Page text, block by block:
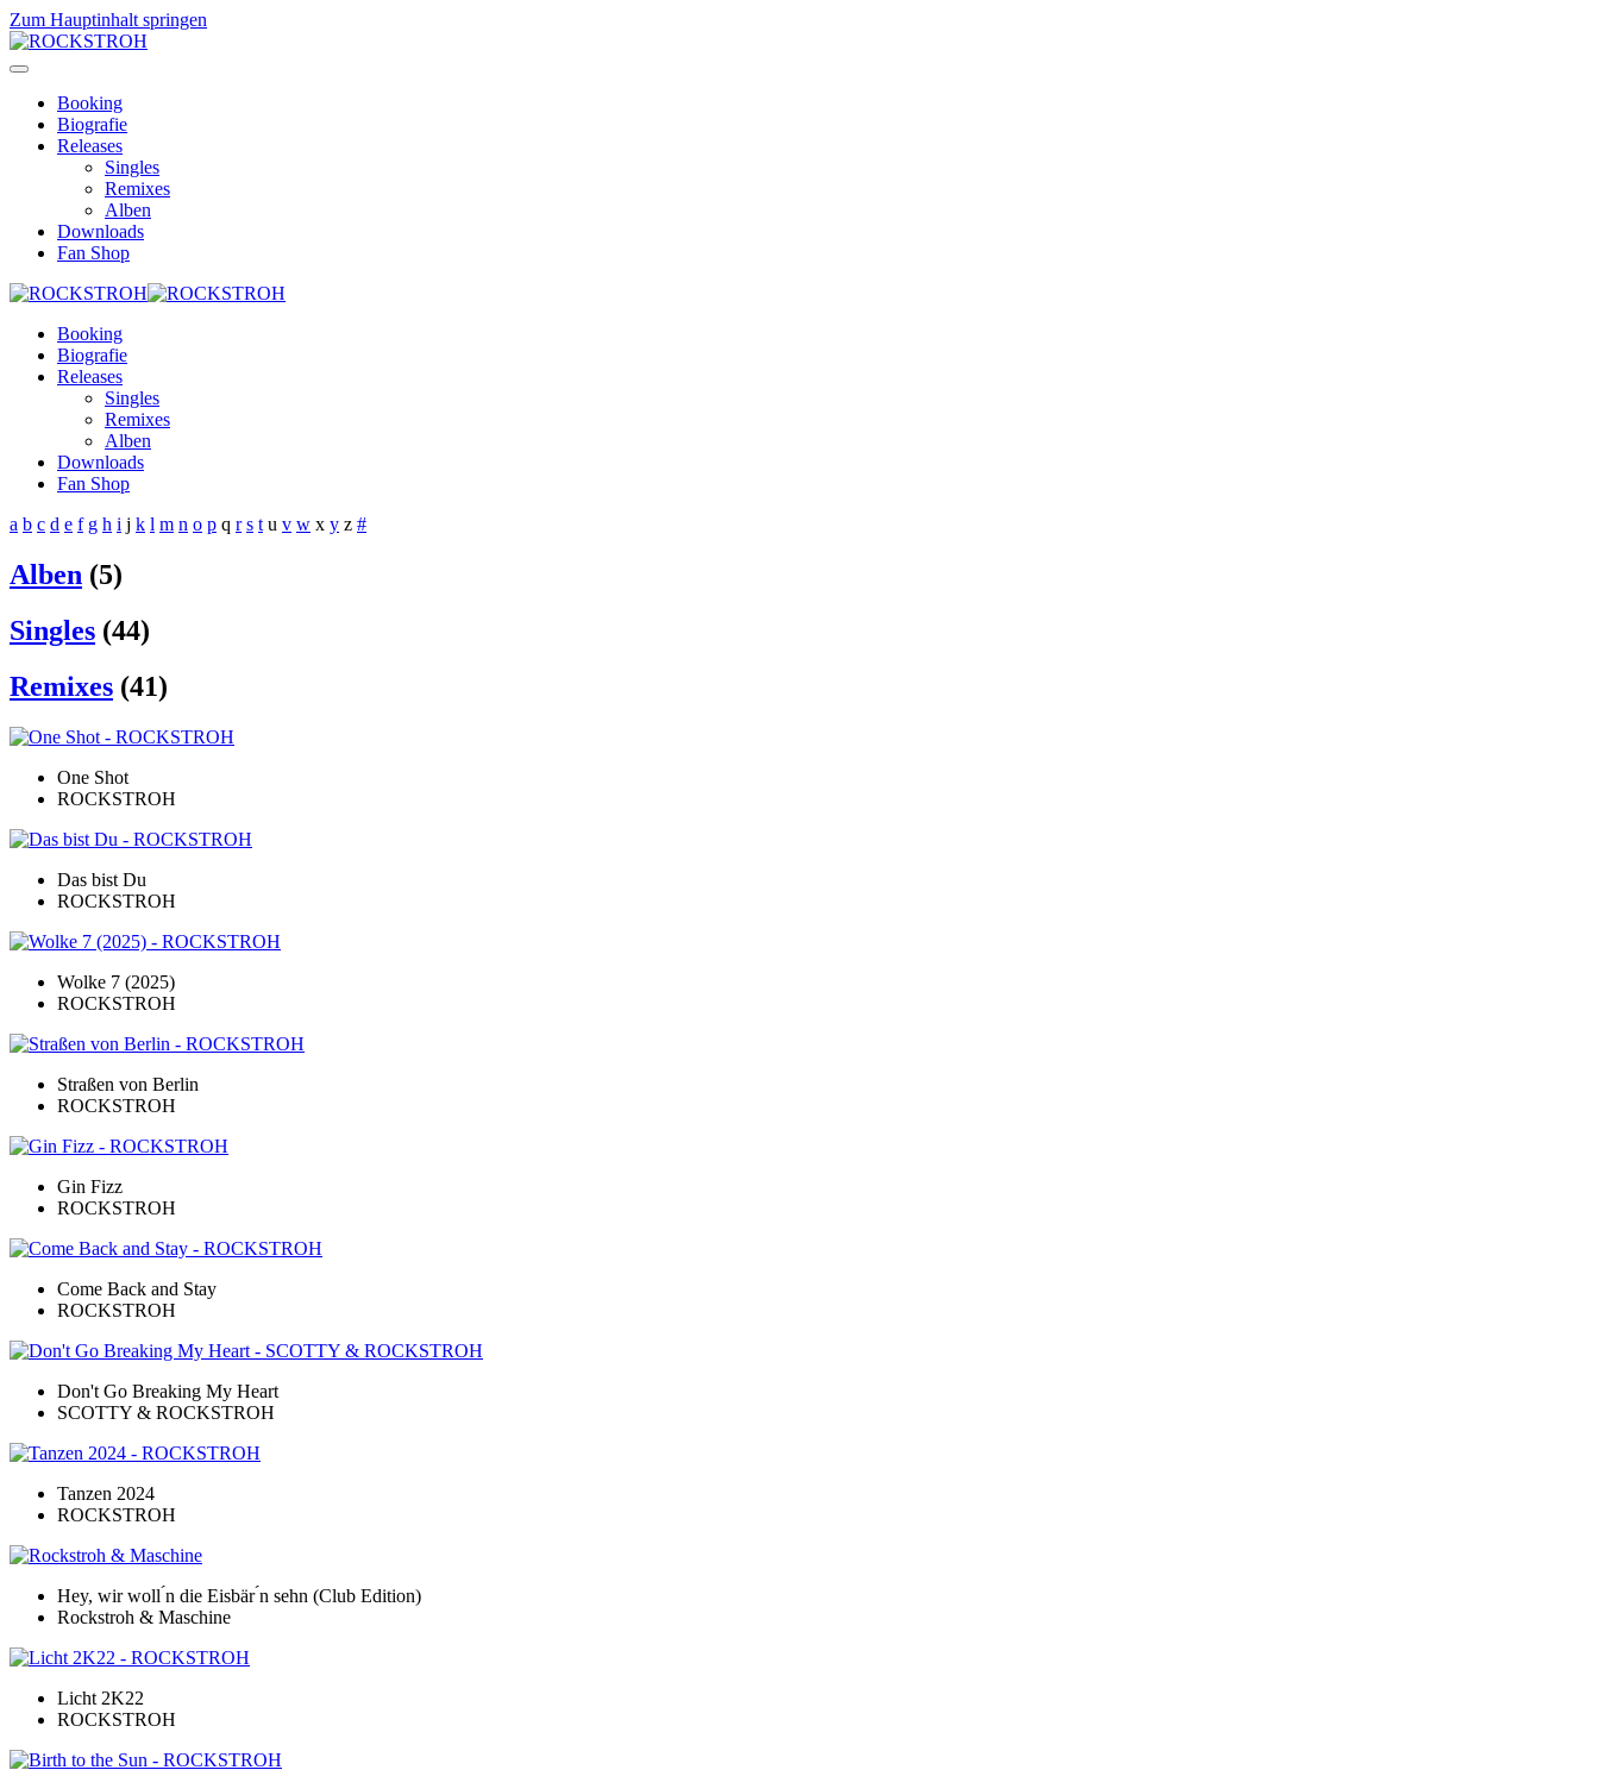
Zum Hauptinhalt springen
Booking
Biografie
Releases
Singles
Remixes
Alben
Downloads
Fan Shop
Booking
Biografie
Releases
Singles
Remixes
Alben
Downloads
Fan Shop
a b c d e f g h i j k l m n o p q r s t u v w x y z #
Alben (5)
Singles (44)
Remixes (41)
One Shot
ROCKSTROH
Das bist Du
ROCKSTROH
Wolke 7 (2025)
ROCKSTROH
Straßen von Berlin
ROCKSTROH
Gin Fizz
ROCKSTROH
Come Back and Stay
ROCKSTROH
Don't Go Breaking My Heart
SCOTTY & ROCKSTROH
Tanzen 2024
ROCKSTROH
Hey, wir woll ́n die Eisbär ́n sehn (Club Edition)
Rockstroh & Maschine
Licht 2K22
ROCKSTROH